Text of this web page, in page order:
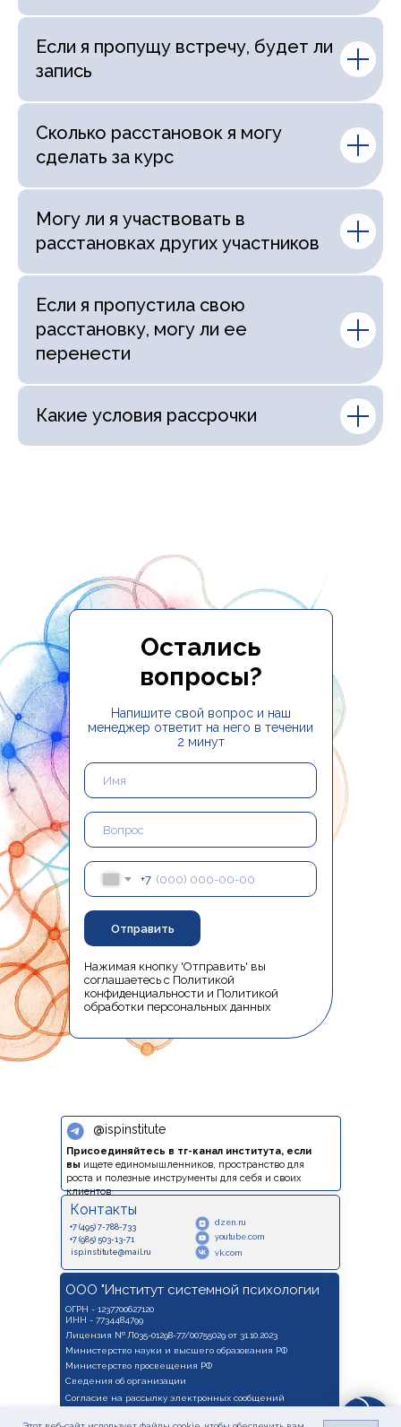
Если я пропущу встречу, будет ли
запись
Сколько расстановок я могу
сделать за курс
Могу ли я участвовать в
расстановках других участников
Если я пропустила свою
расстановку, могу ли ее
перенести
Какие условия рассрочки
Остались
вопросы?
Напишите свой вопрос и наш
менеджер ответит на него в течении
2 минут
+7
Отправить
Нажимая кнопку 'Отправить' вы
соглашаетесь с Политикой
конфиденциальности и Политикой
обработки персональных данных
@ispinstitute
Присоединяйтесь в тг-канал института, если
вы ищете единомышленников, пространство для
роста и полезные инструменты для себя и своих
клиентов
ООО "Институт системной психологии
Согласие на рассылку электронных сообщений
Лицензия № Л035-01298-77/00755029 от 31.10.2023
Сведения об организации
Министерство просвещения РФ
Министерство науки и высшего образования РФ
ОГРН - 1237700627120
ИНН - 7734484799
Контакты
isp.institute@mail.ru
+7 (495) 7-788-733
+7 (985) 503-13-71
dzen.ru
vk.com
youtube.com